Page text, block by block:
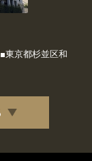
東京都杉並区和